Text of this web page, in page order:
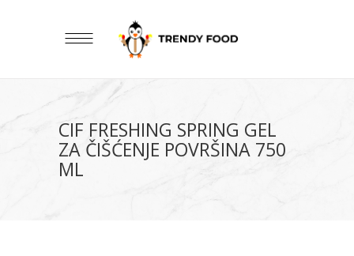
CIF FRESHING SPRING GEL
ZA ČIŠĆENJE POVRŠINA 750
ML